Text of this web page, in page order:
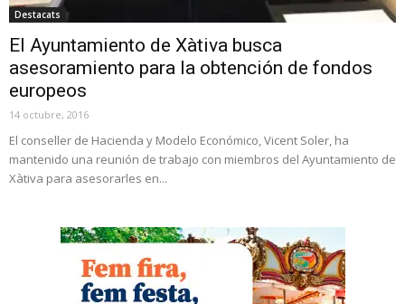
Destacats
El Ayuntamiento de Xàtiva busca
asesoramiento para la obtención de fondos
europeos
14 octubre, 2016
El conseller de Hacienda y Modelo Económico, Vicent Soler, ha
mantenido una reunión de trabajo con miembros del Ayuntamiento de
Xàtiva para asesorarles en...